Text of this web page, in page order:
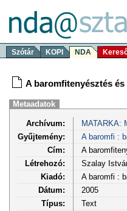
Szótár KOPI NDA
A baromfitenyésztés
Metaadatok
Archívum:
MATARKA:
Gyűjtemény:
A baromfi :
Cím:
A
Létrehozó:
Szalay
Kiadó:
A baromfi :
Dátum:
2005
Típus:
Text